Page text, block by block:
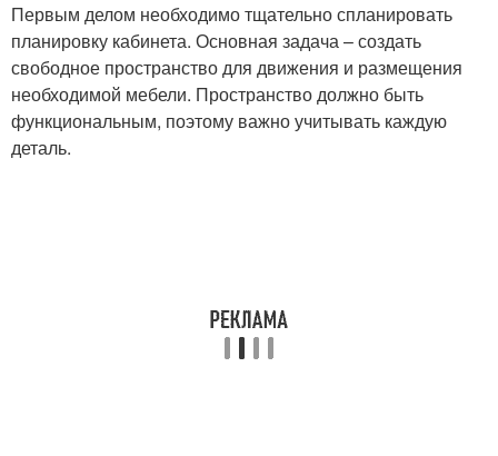
Первым делом необходимо тщательно спланировать
планировку кабинета. Основная задача – создать
свободное пространство для движения и размещения
необходимой мебели. Пространство должно быть
функциональным, поэтому важно учитывать каждую
деталь.